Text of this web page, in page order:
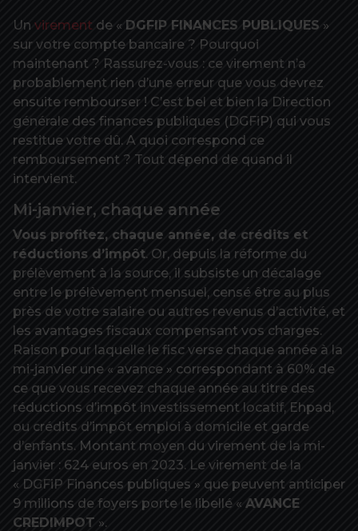
Un virement de « DGFIP FINANCES PUBLIQUES »
sur votre compte bancaire ? Pourquoi
maintenant ? Rassurez-vous : ce virement n’a
probablement rien d’une erreur que vous devrez
ensuite rembourser ! C’est bel et bien la Direction
générale des finances publiques (DGFiP) qui vous
restitue votre dû. A quoi correspond ce
remboursement ? Tout dépend de quand il
intervient.
Mi-janvier, chaque année
Vous profitez, chaque année, de crédits et
réductions d’impôt. Or, depuis la réforme du
prélèvement à la source, il subsiste un décalage
entre le prélèvement mensuel, censé être au plus
près de votre salaire ou autres revenus d’activité, et
les avantages fiscaux compensant vos charges.
Raison pour laquelle le fisc verse chaque année à la
mi-janvier une « avance » correspondant à 60% de
ce que vous recevez chaque année au titre des
réductions d’impôt investissement locatif, Ehpad,
ou crédits d’impôt emploi à domicile et garde
d’enfants. Montant moyen du virement de la mi-
janvier : 624 euros en 2023. Le virement de la
« DGFiP Finances publiques » que peuvent anticiper
9 millions de foyers porte le libellé « AVANCE
CREDIMPOT ».